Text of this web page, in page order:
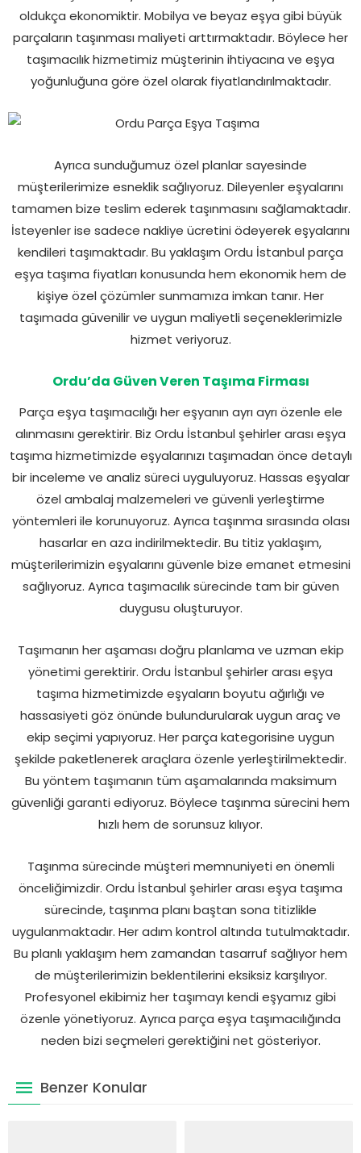
oldukça ekonomiktir. Mobilya ve beyaz eşya gibi büyük
parçaların taşınması maliyeti arttırmaktadır. Böylece her
taşımacılık hizmetimiz müşterinin ihtiyacına ve eşya
yoğunluğuna göre özel olarak fiyatlandırılmaktadır.
Ayrıca sunduğumuz özel planlar sayesinde
müşterilerimize esneklik sağlıyoruz. Dileyenler eşyalarını
tamamen bize teslim ederek taşınmasını sağlamaktadır.
İsteyenler ise sadece nakliye ücretini ödeyerek eşyalarını
kendileri taşımaktadır. Bu yaklaşım Ordu İstanbul parça
eşya taşıma fiyatları konusunda hem ekonomik hem de
kişiye özel çözümler sunmamıza imkan tanır. Her
taşımada güvenilir ve uygun maliyetli seçeneklerimizle
hizmet veriyoruz.
Ordu’da Güven Veren Taşıma Firması
Parça eşya taşımacılığı her eşyanın ayrı ayrı özenle ele
alınmasını gerektirir. Biz Ordu İstanbul şehirler arası eşya
taşıma hizmetimizde eşyalarınızı taşımadan önce detaylı
bir inceleme ve analiz süreci uyguluyoruz. Hassas eşyalar
özel ambalaj malzemeleri ve güvenli yerleştirme
yöntemleri ile korunuyoruz. Ayrıca taşınma sırasında olası
hasarlar en aza indirilmektedir. Bu titiz yaklaşım,
müşterilerimizin eşyalarını güvenle bize emanet etmesini
sağlıyoruz. Ayrıca taşımacılık sürecinde tam bir güven
duygusu oluşturuyor.
Taşımanın her aşaması doğru planlama ve uzman ekip
yönetimi gerektirir. Ordu İstanbul şehirler arası eşya
taşıma hizmetimizde eşyaların boyutu ağırlığı ve
hassasiyeti göz önünde bulundurularak uygun araç ve
ekip seçimi yapıyoruz. Her parça kategorisine uygun
şekilde paketlenerek araçlara özenle yerleştirilmektedir.
Bu yöntem taşımanın tüm aşamalarında maksimum
güvenliği garanti ediyoruz. Böylece taşınma sürecini hem
hızlı hem de sorunsuz kılıyor.
Taşınma sürecinde müşteri memnuniyeti en önemli
önceliğimizdir. Ordu İstanbul şehirler arası eşya taşıma
sürecinde, taşınma planı baştan sona titizlikle
uygulanmaktadır. Her adım kontrol altında tutulmaktadır.
Bu planlı yaklaşım hem zamandan tasarruf sağlıyor hem
de müşterilerimizin beklentilerini eksiksiz karşılıyor.
Profesyonel ekibimiz her taşımayı kendi eşyamız gibi
özenle yönetiyoruz. Ayrıca parça eşya taşımacılığında
neden bizi seçmeleri gerektiğini net gösteriyor.
Benzer Konular